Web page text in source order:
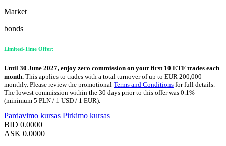
Market
bonds
Limited-Time Offer:
Until 30 June 2027, enjoy zero commission on your first 10 ETF trades each
month. This applies to trades with a total turnover of up to EUR 200,000
monthly. Please review the promotional Terms and Conditions for full details.
The lowest commission within the 30 days prior to this offer was 0.1%
(minimum 5 PLN / 1 USD / 1 EUR).
Pardavimo kursas Pirkimo kursas
BID 0.0000
ASK 0.0000